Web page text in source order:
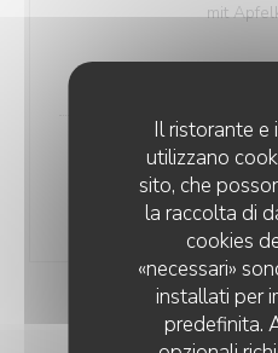
Il ristorante e
utilizzano
sito, che
la raccolta di
cookies
«necessari»
installati per
predefinita.
mit
Eine
Elenco
3,00